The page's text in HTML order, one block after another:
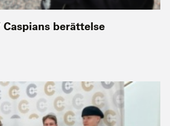
berättelse